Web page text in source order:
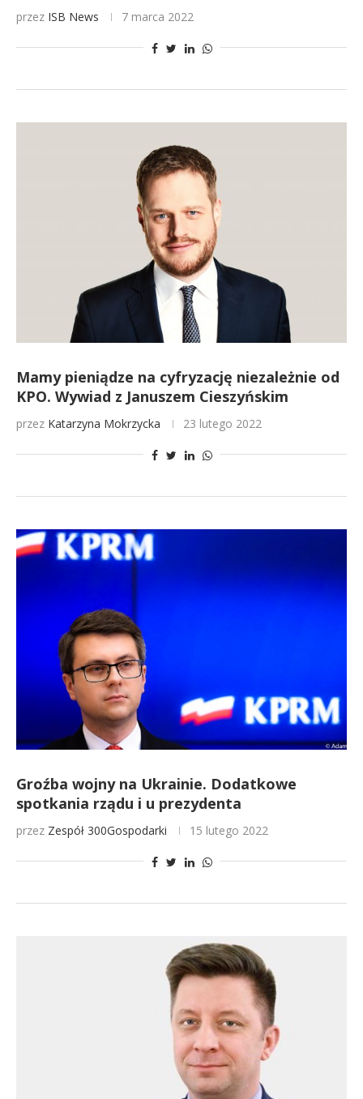
przez ISB News 7 marca 2022
Mamy pieniądze na cyfryzację niezależnie od
KPO. Wywiad z Januszem Cieszyńskim
przez Katarzyna Mokrzycka 23 lutego 2022
Groźba wojny na Ukrainie. Dodatkowe
spotkania rządu i u prezydenta
przez Zespół 300Gospodarki 15 lutego 2022